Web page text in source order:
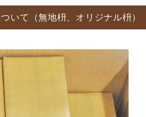
いて（無地枡、オリジナル枡）